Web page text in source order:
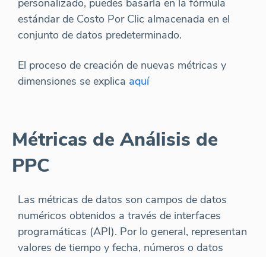
personalizado, puedes basarla en la fórmula
estándar de Costo Por Clic almacenada en el
conjunto de datos predeterminado.
El proceso de creación de nuevas métricas y
dimensiones se explica aquí
Métricas de Análisis de
PPC
Las métricas de datos son campos de datos
numéricos obtenidos a través de interfaces
programáticas (API). Por lo general, representan
valores de tiempo y fecha, números o datos